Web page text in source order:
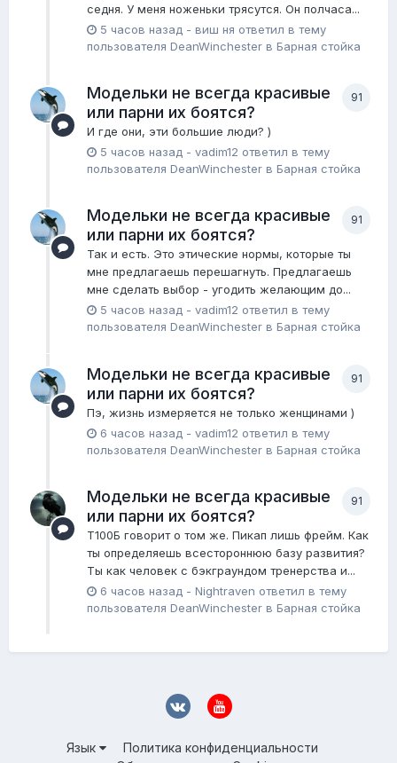
седня. У меня ноженьки трясутся. Он полчаса...
5 часов назад - виш ня ответил в тему
пользователя DeanWinchester в Барная стойка
91
Модельки не всегда красивые
или парни их боятся?
И где они, эти большие люди? )
5 часов назад - vadim12 ответил в тему
пользователя DeanWinchester в Барная стойка
91
Модельки не всегда красивые
или парни их боятся?
Так и есть. Это этические нормы, которые ты
мне предлагаешь перешагнуть. Предлагаешь
мне сделать выбор - угодить желающим до...
5 часов назад - vadim12 ответил в тему
пользователя DeanWinchester в Барная стойка
91
Модельки не всегда красивые
или парни их боятся?
Пэ, жизнь измеряется не только женщинами )
6 часов назад - vadim12 ответил в тему
пользователя DeanWinchester в Барная стойка
91
Модельки не всегда красивые
или парни их боятся?
Т100Б говорит о том же. Пикап лишь фрейм. Как
ты определяешь всестороннюю базу развития?
Ты как человек с бэкграундом тренерства и...
6 часов назад - Nightraven ответил в тему
пользователя DeanWinchester в Барная стойка
Язык
Политика конфиденциальности